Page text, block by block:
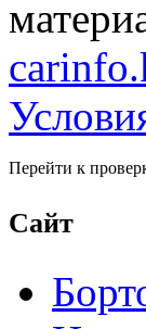
Перейти к
Сайт